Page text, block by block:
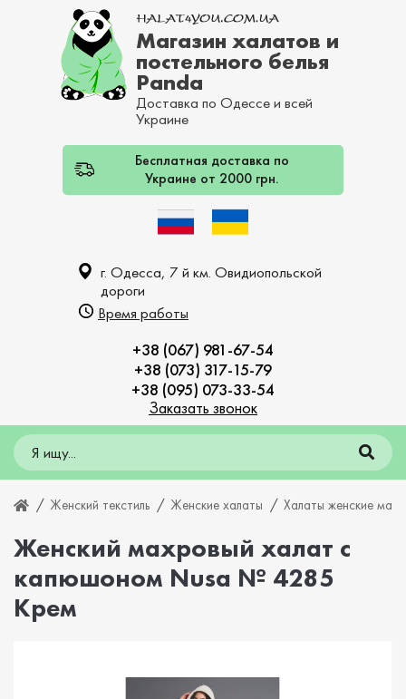
Магазин халатов и
постельного белья
Panda
Доставка по Одессе и всей
Украине
Бесплатная доставка по
Украине от 2000 грн.
г. Одесса, 7 й км. Овидиопольской
дороги
Время работы
+38 (067) 981-67-54
+38 (073) 317-15-79
+38 (095) 073-33-54
Заказать звонок
Женский текстиль Женские халаты Халаты женские
Женский махровый халат с
капюшоном Nusa № 4285
Крем